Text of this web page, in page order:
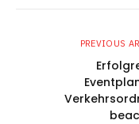
PREVIOUS